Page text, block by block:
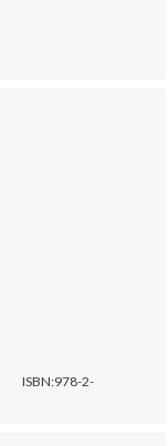
ISBN:978-2-